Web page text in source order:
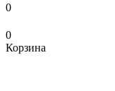
0
0
Корзина